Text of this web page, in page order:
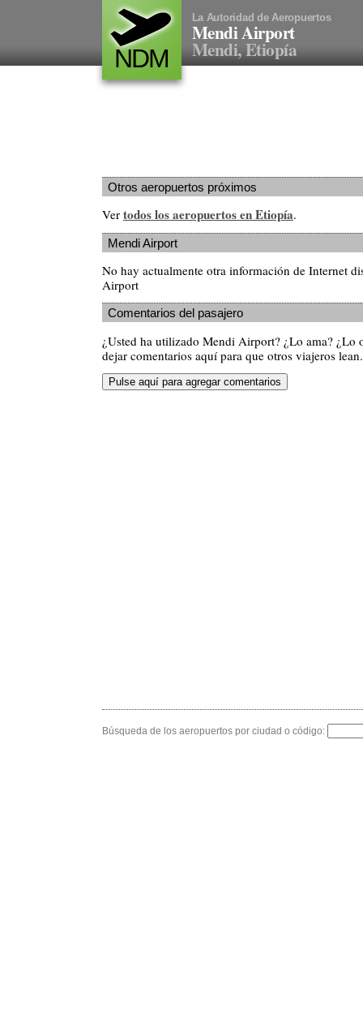
NDM
La Autoridad de Aeropuertos
Mendi Airport
Mendi, Etiopía
Otros aeropuertos próximos
Ver todos los aeropuertos en Etiopía.
Mendi Airport
No hay actualmente otra información de Internet
Airport
Comentarios del pasajero
¿Usted ha utilizado Mendi Airport? ¿Lo ama? ¿Lo
dejar comentarios aquí para que otros viajeros lean.
Búsqueda de los aeropuertos por ciudad o código: